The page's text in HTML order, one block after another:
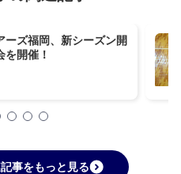
ーズ福岡、新シーズン開
を開催！
事をもっと見る